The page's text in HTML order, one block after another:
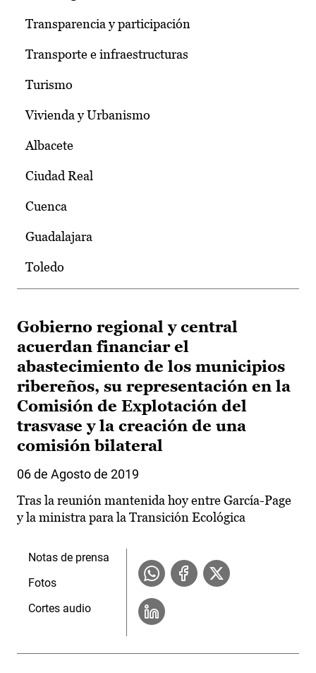
Transparencia y participación
Transporte e infraestructuras
Turismo
Vivienda y Urbanismo
Albacete
Ciudad Real
Cuenca
Guadalajara
Toledo
Gobierno regional y central
acuerdan financiar el
abastecimiento de los municipios
ribereños, su representación en la
Comisión de Explotación del
trasvase y la creación de una
comisión bilateral
06 de Agosto de 2019
Tras la reunión mantenida hoy entre García-Page
y la ministra para la Transición Ecológica
Notas de prensa
Fotos
Cortes audio